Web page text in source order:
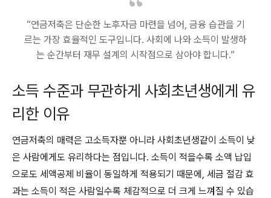
“연금저축은 단순한 노후자금 마련을 넘어, 금융 습관을 기
르는 가장 효율적인 도구입니다. 사회에 나와 소득이 발생하
는 순간부터 재무 설계의 시작점으로 삼아야 합니다.”
소득 수준과 무관하게 사회초년생에게 유
리한 이유
연금저축의 매력은 고소득자뿐 아니라 사회초년생같이 소득이 낮
은 사람에게도 유리하다는 점입니다. 소득이 적을수록 소액 납입
으로도 세액공제 비율이 동일하게 적용되기 때문에, 세금 절감 효
과는 소득이 적은 사람일수록 체감적으로 더 크게 느껴질 수 있습